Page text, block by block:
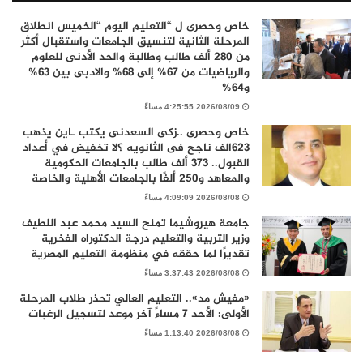
خاص وحصرى ل “التعليم اليوم “الخميس انطلاق
المرحلة الثانية لتنسيق الجامعات واستقبال أكثر
من 280 ألف طالب وطالبة والحد الأدنى للعلوم
والرياضيات من 67% إلى 68% والادبى بين 63%
و64%
2026/08/09 4:25:55 مساءً
خاص وحصرى ..زكى السعدنى يكتب ـاين يذهب
٦٢٣الف ناجح فى الثانويه ؟لا تخفيض في أعداد
القبول.. 373 ألف طالب بالجامعات الحكومية
والمعاهد و250 ألفًا بالجامعات الأهلية والخاصة
2026/08/08 4:09:09 مساءً
جامعة هيروشيما تمنح السيد محمد عبد اللطيف
وزير التربية والتعليم درجة الدكتوراه الفخرية
تقديرًا لما حققه في منظومة التعليم المصرية
2026/08/08 3:37:43 مساءً
«مفيش مد».. التعليم العالي تحذر طلاب المرحلة
الأولى: الأحد 7 مساءً آخر موعد لتسجيل الرغبات
2026/08/08 1:13:40 مساءً